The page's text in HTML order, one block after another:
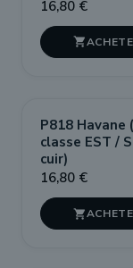
16,80 €

P818 Havane
classe EST /
cuir)
16,80 €
